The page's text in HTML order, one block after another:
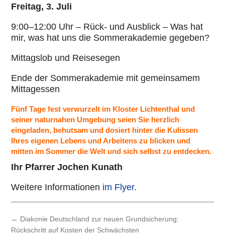
Freitag, 3. Juli
9:00–12:00 Uhr – Rück- und Ausblick – Was hat
mir, was hat uns die Som­mer­aka­de­mie gegeben?
Mit­tags­lob und Rei­se­se­gen
Ende der Som­mer­aka­de­mie mit gemein­sa­mem
Mit­tag­essen
Fünf Tage fest verwurzelt im Kloster Lichtenthal und
seiner naturnahen Umgebung seien Sie herzlich
eingeladen, behutsam und dosiert hinter die Kulissen
Ihres eigenen Lebens und Arbeitens zu blicken und
mitten im Sommer die Welt und sich selbst zu entdecken.
Ihr Pfarrer Jochen Kunath
Weitere Infor­ma­tio­nen im Flyer.
← Diakonie Deutschland zur neuen Grundsicherung:
Rückschritt auf Kosten der Schwächsten